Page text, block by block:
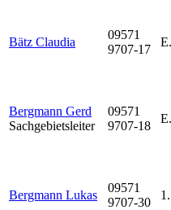
Bätz Claudia
09571
9707-17
Bergmann Gerd
Sachgebietsleiter
09571
9707-18
Bergmann Lukas
09571
9707-30